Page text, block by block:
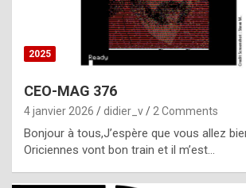
o
r
p
e
c
i
2025
CEO-MAG 376
4 janvier 2026 didier_v 2 Comments
Bonjour à tous,J’espère que vous allez
Oriciennes vont bon train et il m’est…